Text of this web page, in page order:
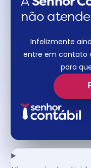
não
Infelizmente
entre em contato
para